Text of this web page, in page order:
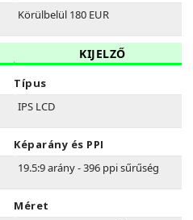
Körülbelül 180 EUR
KIJELZŐ
Típus
IPS LCD
Képarány és PPI
19.5:9 arány - 396 ppi sűrűség
Méret